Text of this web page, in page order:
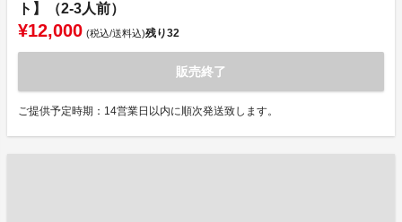
ト】（2-3人前）
¥12,000 (税込/送料込)残り32
販売終了
ご提供予定時期：14営業日以内に順次発送致します。